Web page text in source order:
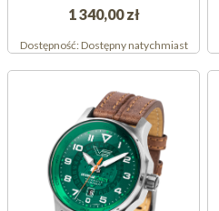
1 340,00 zł
Dostępność:Dostępny natychmiast